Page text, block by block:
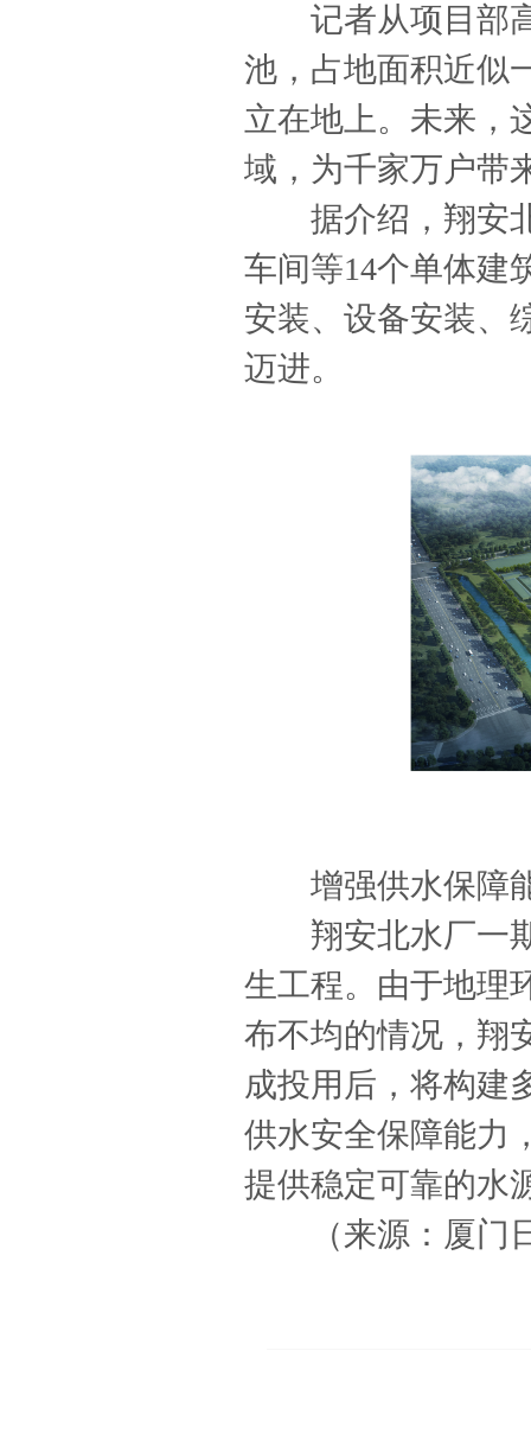
记者从项目部高
池，占地面积近似
立在地上。未来，
域，为千家万户带
据介绍，翔安北
车间等14个单体建
安装、设备安装、
迈进。
增强供水保障能
翔安北水厂一期
生工程。由于地理
布不均的情况，翔
成投用后，将构建
供水安全保障能力
提供稳定可靠的水
（来源：厦门